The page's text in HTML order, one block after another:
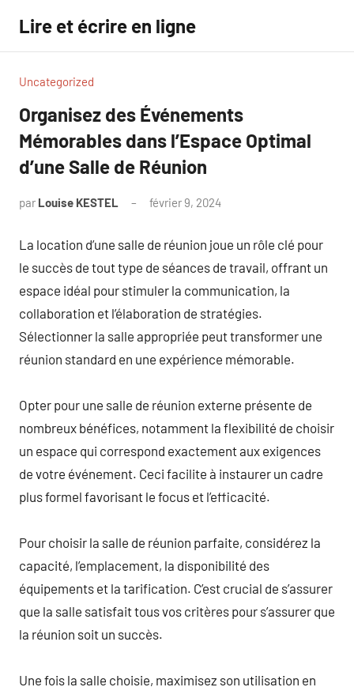
contenu
Lire et écrire en ligne
Uncategorized
Organisez des Événements
Mémorables dans l’Espace Optimal
d’une Salle de Réunion
par Louise KESTEL février 9, 2024
La location d’une salle de réunion joue un rôle clé pour
le succès de tout type de séances de travail, offrant un
espace idéal pour stimuler la communication, la
collaboration et l’élaboration de stratégies.
Sélectionner la salle appropriée peut transformer une
réunion standard en une expérience mémorable.
Opter pour une salle de réunion externe présente de
nombreux bénéfices, notamment la flexibilité de choisir
un espace qui correspond exactement aux exigences
de votre événement. Ceci facilite à instaurer un cadre
plus formel favorisant le focus et l’efficacité.
Pour choisir la salle de réunion parfaite, considérez la
capacité, l’emplacement, la disponibilité des
équipements et la tarification. C’est crucial de s’assurer
que la salle satisfait tous vos critères pour s’assurer que
la réunion soit un succès.
Une fois la salle choisie, maximisez son utilisation en